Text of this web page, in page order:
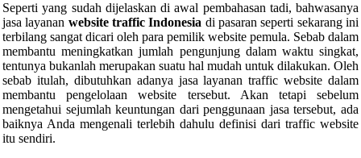
Seperti yang sudah dijelaskan di awal pembahasan tadi, bahwasanya
jasa layanan website traffic Indonesia di pasaran seperti sekarang ini
terbilang sangat dicari oleh para pemilik website pemula. Sebab dalam
membantu meningkatkan jumlah pengunjung dalam waktu singkat,
tentunya bukanlah merupakan suatu hal mudah untuk dilakukan. Oleh
sebab itulah, dibutuhkan adanya jasa layanan traffic website dalam
membantu pengelolaan website tersebut. Akan tetapi sebelum
mengetahui sejumlah keuntungan dari penggunaan jasa tersebut, ada
baiknya Anda mengenali terlebih dahulu definisi dari traffic website
itu sendiri.